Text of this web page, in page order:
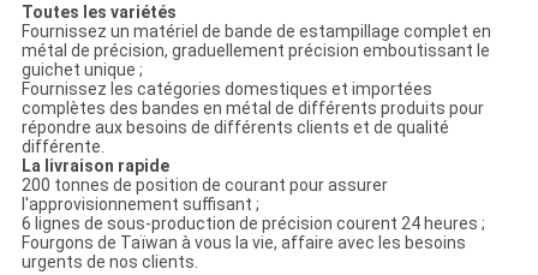
Toutes les variétés
Fournissez un matériel de bande de estampillage complet en
métal de précision, graduellement précision emboutissant le
guichet unique ;
Fournissez les catégories domestiques et importées
complètes des bandes en métal de différents produits pour
répondre aux besoins de différents clients et de qualité
différente.
La livraison rapide
200 tonnes de position de courant pour assurer
l'approvisionnement suffisant ;
6 lignes de sous-production de précision courent 24 heures ;
Fourgons de Taïwan à vous la vie, affaire avec les besoins
urgents de nos clients.